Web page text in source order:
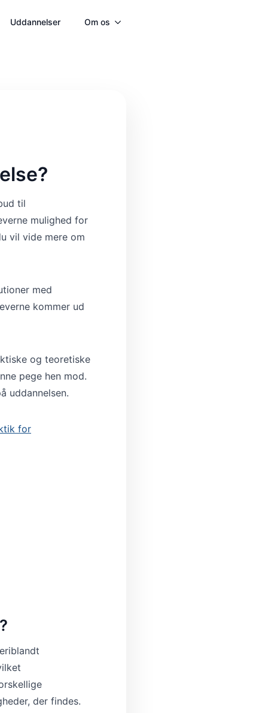
Uddannelser Om os
til
mulighed for
vil vide mere om
med
kommer ud
og teoretiske
pege hen mod.
uddannelsen.
for
der findes.